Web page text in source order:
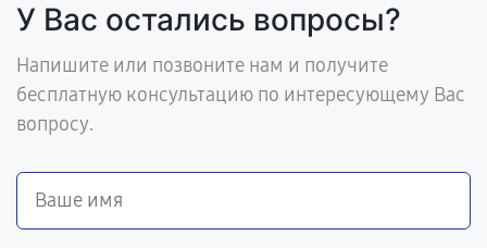
У Вас остались вопросы?
Напишите или позвоните нам и получите
бесплатную консультацию по интересующему Вас
вопросу.